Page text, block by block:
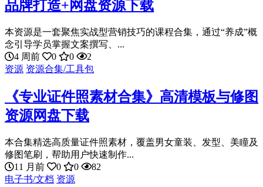
品牌打造+网盘资源下载
本资源是一套聚焦实战型营销技巧的课程合集，通过“养成”概
念引导学员掌握文案撰写、...
4 周前
0 0
2
资源 资源合集/工具包
《专业证件照素材合集》高清模板与修图
资源网盘下载
本合集精选高质量证件照素材，覆盖男女童装、发型、美瞳及
修图笔刷，帮助用户快速制作...
11 月前
0 0
82
电子书/文档 资源